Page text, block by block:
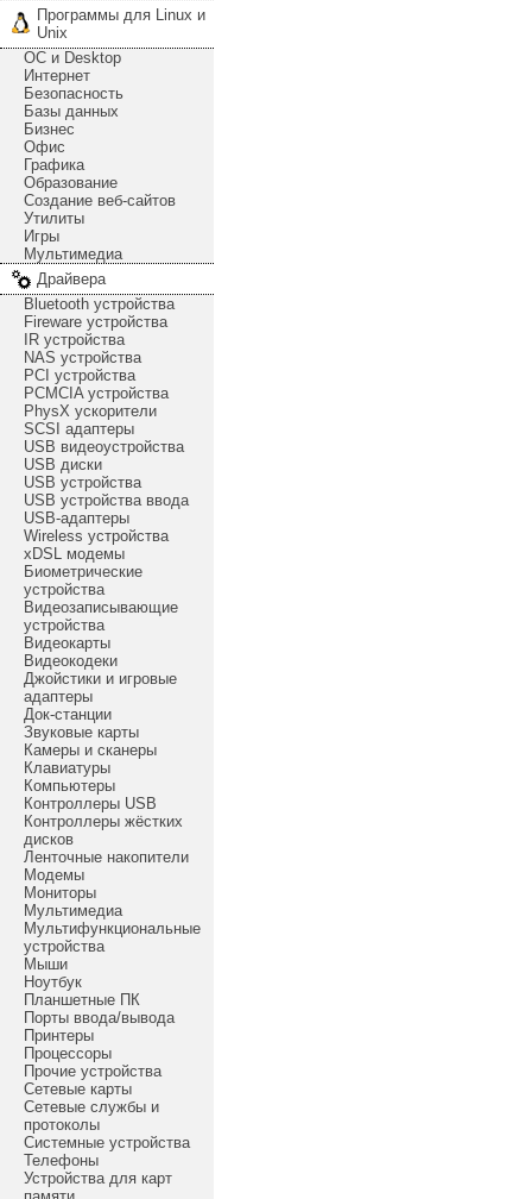
Программы для Linux и
Unix
ОС и Desktop
Интернет
Безопасность
Базы данных
Бизнес
Офис
Графика
Образование
Создание веб-сайтов
Утилиты
Игры
Мультимедиа
Драйвера
Bluetooth устройства
Fireware устройства
IR устройства
NAS устройства
PCI устройства
PCMCIA устройства
PhysX ускорители
SCSI адаптеры
USB видеоустройства
USB диски
USB устройства
USB устройства ввода
USB-адаптеры
Wireless устройства
xDSL модемы
Биометрические
устройства
Видеозаписывающие
устройства
Видеокарты
Видеокодеки
Джойстики и игровые
адаптеры
Док-станции
Звуковые карты
Камеры и сканеры
Клавиатуры
Компьютеры
Контроллеры USB
Контроллеры жёстких
дисков
Ленточные накопители
Модемы
Мониторы
Мультимедиа
Мультифункциональные
устройства
Мыши
Ноутбук
Планшетные ПК
Порты ввода/вывода
Принтеры
Процессоры
Прочие устройства
Сетевые карты
Сетевые службы и
протоколы
Системные устройства
Телефоны
Устройства для карт